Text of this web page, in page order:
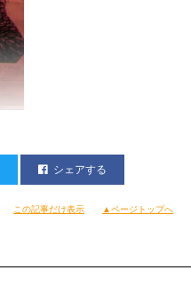
シェアする
この記事だけ表示 ▲ページトップへ